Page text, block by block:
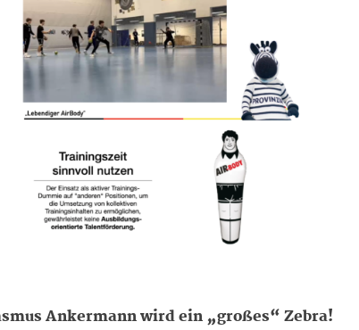
Ankermann wird ein „großes“ Zebra!